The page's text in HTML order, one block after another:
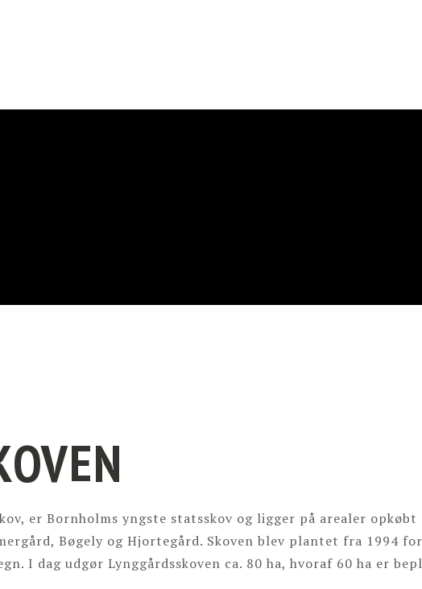
er Bornholms yngste statsskov og ligger på arealer
Bøgely og Hjortegård. Skoven blev plantet fra 1994
I dag udgør Lynggårdsskoven ca. 80 ha, hvoraf 60 ha er